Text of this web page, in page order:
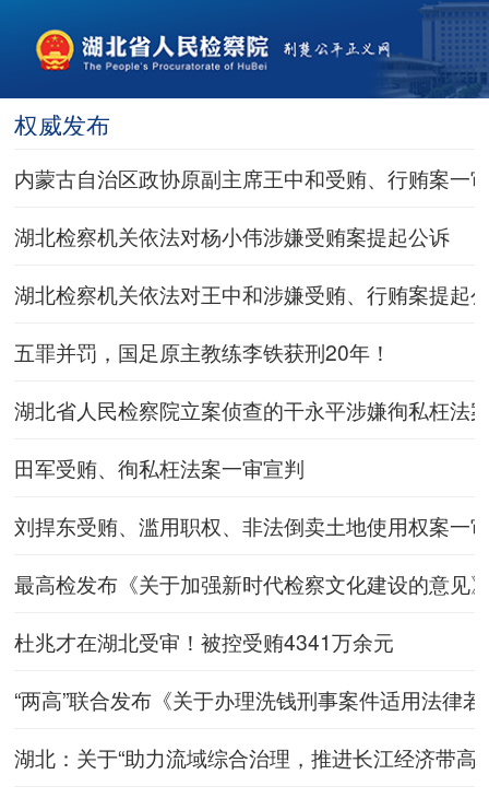
权威发布
内蒙古自治区政协原副主席王中和受贿、行贿案一
湖北检察机关依法对杨小伟涉嫌受贿案提起公诉
湖北检察机关依法对王中和涉嫌受贿、行贿案提起
五罪并罚，国足原主教练李铁获刑20年！
湖北省人民检察院立案侦查的干永平涉嫌徇私枉法
田军受贿、徇私枉法案一审宣判
刘捍东受贿、滥用职权、非法倒卖土地使用权案一
最高检发布《关于加强新时代检察文化建设的意见
杜兆才在湖北受审！被控受贿4341万余元
“两高”联合发布《关于办理洗钱刑事案件适用法律
湖北：关于“助力流域综合治理，推进长江经济带